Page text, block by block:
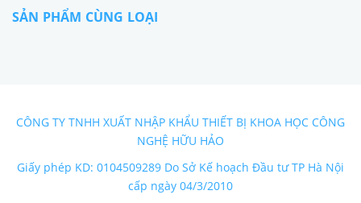
SẢN PHẨM CÙNG LOẠI
CÔNG TY TNHH XUẤT NHẬP KHẨU THIẾT BỊ KHOA HỌC CÔNG
NGHỆ HỮU HẢO
Giấy phép KD: 0104509289 Do Sở Kế hoạch Đầu tư TP Hà Nội
cấp ngày 04/3/2010